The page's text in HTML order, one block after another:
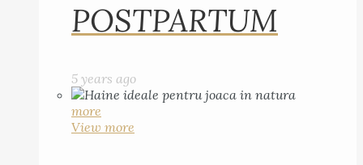
POSTPARTUM
5 years ago
more
View more